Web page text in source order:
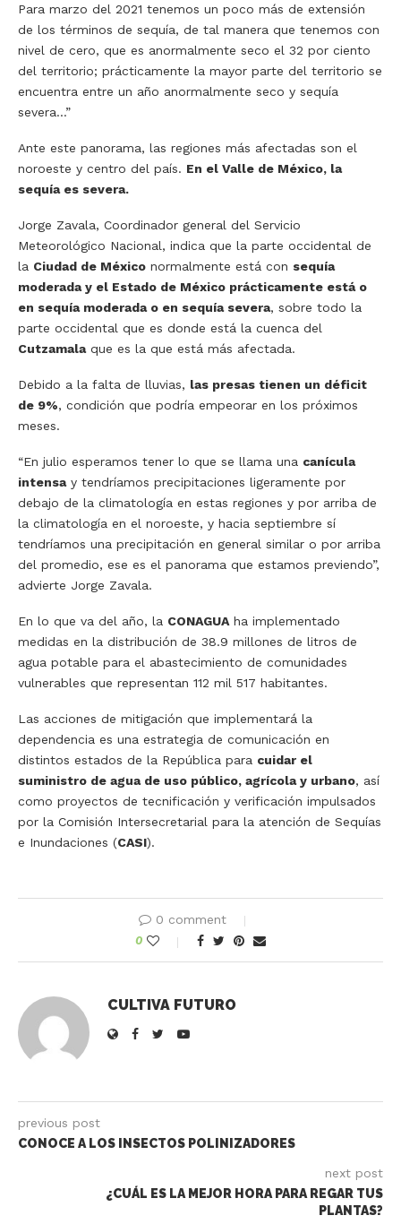
Para marzo del 2021 tenemos un poco más de extensión
de los términos de sequía, de tal manera que tenemos con
nivel de cero, que es anormalmente seco el 32 por ciento
del territorio; prácticamente la mayor parte del territorio se
encuentra entre un año anormalmente seco y sequía
severa…”
Ante este panorama, las regiones más afectadas son el
noroeste y centro del país. En el Valle de México, la
sequía es severa.
Jorge Zavala, Coordinador general del Servicio
Meteorológico Nacional, indica que la parte occidental de
la Ciudad de México normalmente está con sequía
moderada y el Estado de México prácticamente está o
en sequía moderada o en sequía severa, sobre todo la
parte occidental que es donde está la cuenca del
Cutzamalaque es la que está más afectada.
Debido a la falta de lluvias, las presas tienen un déficit
de 9%, condición que podría empeorar en los próximos
meses.
“En julio esperamos tener lo que se llama una canícula
intensay tendríamos precipitaciones ligeramente por
debajo de la climatología en estas regiones y por arriba de
la climatología en el noroeste, y hacia septiembre sí
tendríamos una precipitación en general similar o por arriba
del promedio, ese es el panorama que estamos previendo”,
advierte Jorge Zavala.
En lo que va del año, la CONAGUAha implementado
medidas en la distribución de 38.9 millones de litros de
agua potable para el abastecimiento de comunidades
vulnerables que representan 112 mil 517 habitantes.
Las acciones de mitigación que implementará la
dependencia es una estrategia de comunicación en
distintos estados de la República para cuidar el
suministro de agua de uso público, agrícola y urbano, así
como proyectos de tecnificación y verificación impulsados
por la Comisión Intersecretarial para la atención de Sequías
e Inundaciones (CASI).
0 comment
0
CULTIVA FUTURO
previous post
CONOCE A LOS INSECTOS POLINIZADORES
next post
¿CUÁL ES LA MEJOR HORA PARA REGAR TUS
PLANTAS?